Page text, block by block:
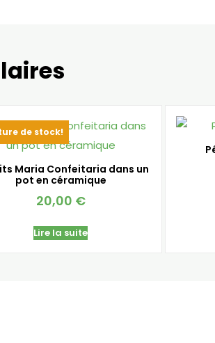
de stock!
Maria Confeitaria dans un
pot en céramique
20,00 €
Lire la suite